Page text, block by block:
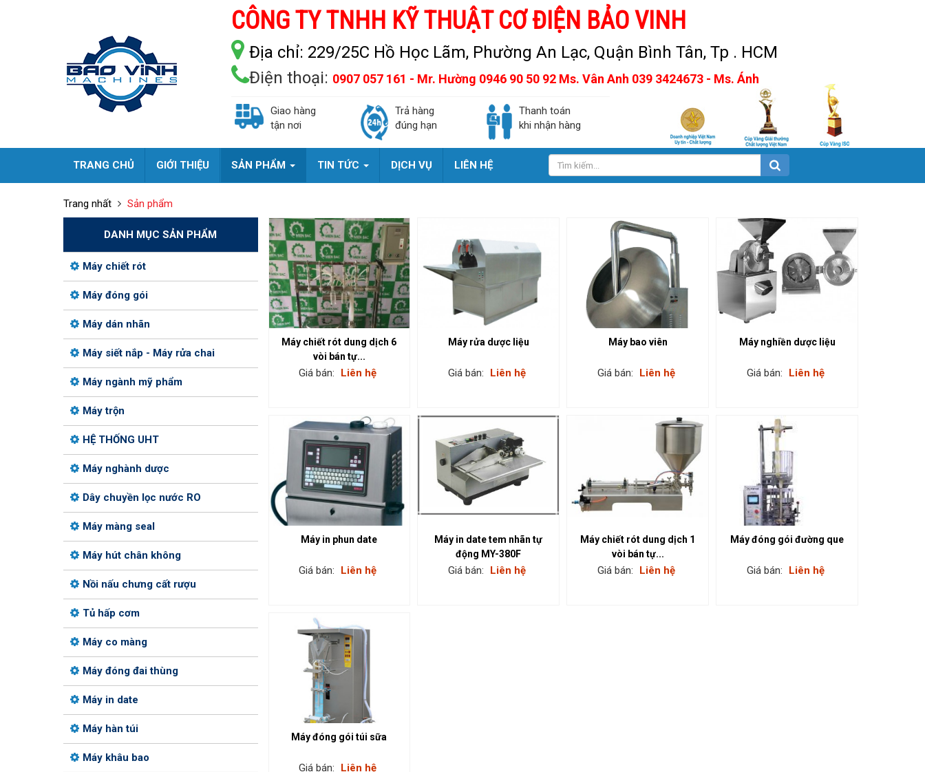
CÔNG TY TNHH KỸ THUẬT CƠ ĐIỆN BẢO VINH
Địa chỉ: 229/25C Hồ Học Lãm, Phường An Lạc, Quận Bình Tân, Tp . HCM
Điện thoại: 0907 057 161 - Mr. Hường 0946 90 50 92 Ms. Vân Anh 039 3424673 - Ms. Ánh
Giao hàng
tận nơi
Trả hàng
đúng hạn
Thanh toán
khi nhận hàng
TRANG CHỦ GIỚI THIỆU SẢN PHẨM TIN TỨC DỊCH VỤ LIÊN HỆ
Trang nhất Sản phẩm
Máy chiết rót dung dịch 6
vòi bán tự...
Giá bán: Liên hệ
Máy rửa dược liệu
Giá bán: Liên hệ
Máy bao viên
Giá bán: Liên hệ
Máy nghiền dược liệu
Giá bán: Liên hệ
Máy in phun date
Giá bán: Liên hệ
Máy in date tem nhãn tự
động MY-380F
Giá bán: Liên hệ
Máy chiết rót dung dịch 1
vòi bán tự...
Giá bán: Liên hệ
Máy đóng gói đường que
Giá bán: Liên hệ
Máy đóng gói túi sữa
Giá bán: Liên hệ
DANH MỤC SẢN PHẨM
Máy chiết rót
Máy đóng gói
Máy dán nhãn
Máy siết nắp - Máy rửa chai
Máy ngành mỹ phẩm
Máy trộn
HỆ THỐNG UHT
Máy nghành dược
Dây chuyền lọc nước RO
Máy màng seal
Máy hút chân không
Nồi nấu chưng cất rượu
Tủ hấp cơm
Máy co màng
Máy đóng đai thùng
Máy in date
Máy hàn túi
Máy khâu bao